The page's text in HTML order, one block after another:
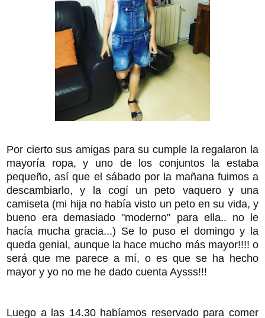
Por cierto sus amigas para su cumple la regalaron la
mayoría ropa, y uno de los conjuntos la estaba
pequeño, así que el sábado por la mañana fuimos a
descambiarlo, y la cogí un peto vaquero y una
camiseta (mi hija no había visto un peto en su vida, y
bueno era demasiado "moderno" para ella.. no le
hacía mucha gracia...) Se lo puso el domingo y la
queda genial, aunque la hace mucho más mayor!!!! o
será que me parece a mí, o es que se ha hecho
mayor y yo no me he dado cuenta Aysss!!!
Luego a las 14.30 habíamos reservado para comer